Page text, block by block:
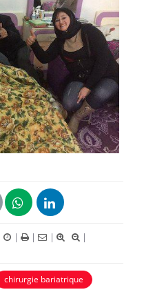
| | |
|
chirurgie bariatrique